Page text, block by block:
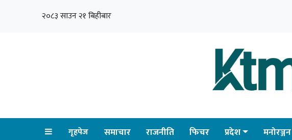
२०८३ साउन २१ बिहीबार
गृहपेज समाचार राजनीति फिचर प्रदेश मनोरञ्जन